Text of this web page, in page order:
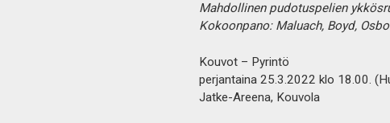
Mahdollinen pudotuspelien
Kokoonpano: Maluach, Boyd,
Kouvot – Pyrintö
perjantaina 25.3.2022 klo 18.00.
Jatke-Areena, Kouvola